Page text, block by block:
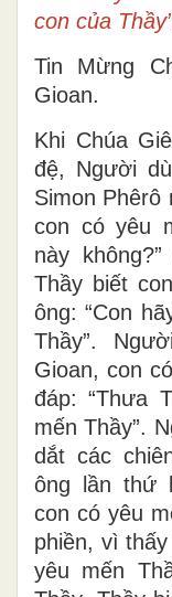
con của
Tin Mừng
Gioan.
Khi Chúa
đệ, Người
Simon Phêrô
con có yêu
này
Thầy biết
ông: “Con
Thầy”.
Gioan, con
đáp: “Thưa
mến Thầy”.
dắt các
ông lần thứ
con có yêu
phiền, vì
yêu mến